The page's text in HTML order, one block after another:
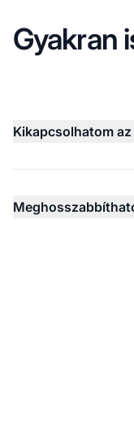
Gyakran
Kikapcsolhatom